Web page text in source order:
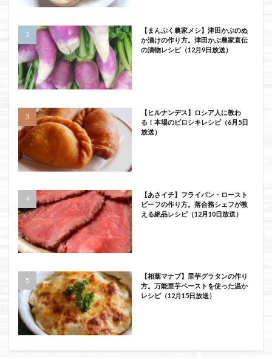
【まんぷく農家メシ】津田かぶのぬ
か漬けの作り方。津田かぶ農家直伝
の漬物レシピ（12月9日放送）
【ヒルナンデス】ロシア人に教わ
る！本場のピロシキレシピ（6月5日
放送）
【あさイチ】フライパン・ロースト
ビーフの作り方。落合務シェフが教
える絶品レシピ（12月10日放送）
【相葉マナブ】里芋グラタンの作り
方。万能里芋ペーストを使った温か
レシピ（12月15日放送）